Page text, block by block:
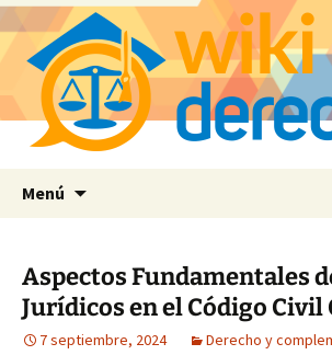
Menú
Aspectos Fundamentales
Jurídicos en el Código Civil
7 septiembre, 2024
Derecho y